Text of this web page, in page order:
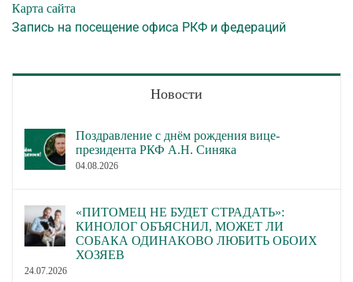
Карта сайта
Запись на посещение офиса РКФ и федераций
Новости
Поздравление с днём рождения вице-
президента РКФ А.Н. Синяка
04.08.2026
«ПИТОМЕЦ НЕ БУДЕТ СТРАДАТЬ»:
КИНОЛОГ ОБЪЯСНИЛ, МОЖЕТ ЛИ
СОБАКА ОДИНАКОВО ЛЮБИТЬ ОБОИХ
ХОЗЯЕВ
24.07.2026